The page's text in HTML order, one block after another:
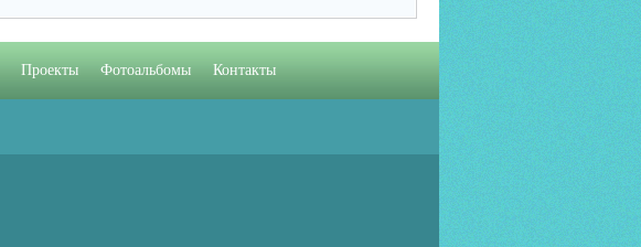
Проекты Фотоальбомы Контакты